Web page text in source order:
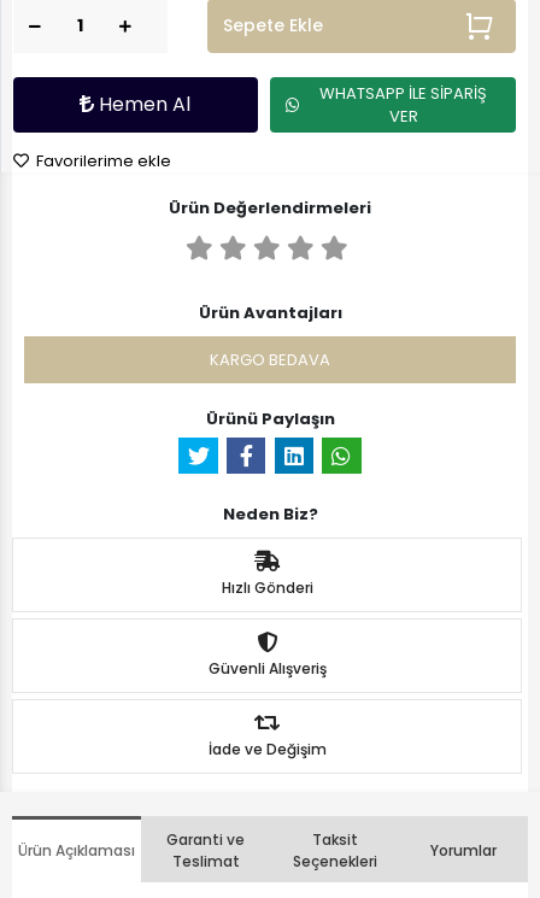
Sepete Ekle
Hemen Al
WHATSAPP İLE SİPARİŞ
VER
Favorilerime ekle
Ürün Değerlendirmeleri
Ürün Avantajları
KARGO BEDAVA
Ürünü Paylaşın
Neden Biz?
Hızlı Gönderi
Güvenli Alışveriş
İade ve Değişim
Ürün Açıklaması
Garanti ve
Teslimat
Taksit
Seçenekleri
Yorumlar